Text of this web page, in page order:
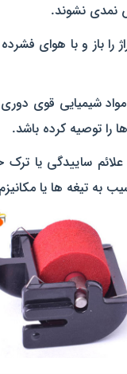
نمدی نشوند.
باز و با هوای فشرده
مواد شیمیایی قوی
را توصیه کرده باشد.
ساییدگی یا ترک‌
به تیغه‌ ها یا